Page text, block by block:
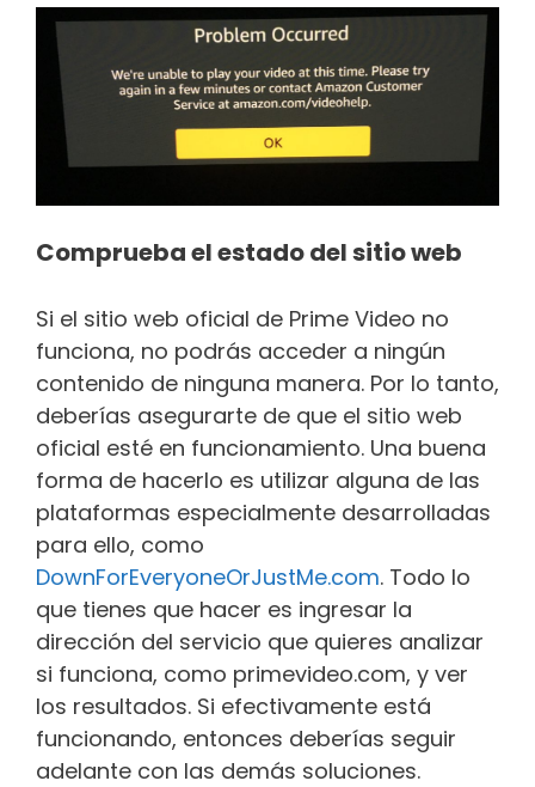
Comprueba el estado del sitio web
Si el sitio web oficial de Prime Video no
funciona, no podrás acceder a ningún
contenido de ninguna manera. Por lo tanto,
deberías asegurarte de que el sitio web
oficial esté en funcionamiento. Una buena
forma de hacerlo es utilizar alguna de las
plataformas especialmente desarrolladas
para ello, como
DownForEveryoneOrJustMe.com. Todo lo
que tienes que hacer es ingresar la
dirección del servicio que quieres analizar
si funciona, como primevideo.com, y ver
los resultados. Si efectivamente está
funcionando, entonces deberías seguir
adelante con las demás soluciones.